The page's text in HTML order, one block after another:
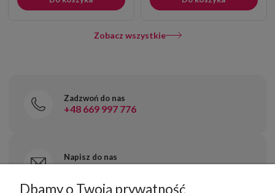
Zobacz wszystkie
Zadzwoń do nas
+48 669 997 776
Napisz do nas
sklep@superbutelki.pl
Dbamy o Twoją prywatność